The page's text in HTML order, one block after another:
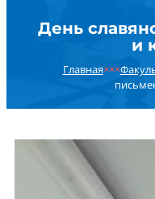
СТУДЕНТУ
ОБ УНИВЕРСИТЕТЕ
НОВОСТИ
РЕЗУЛЬТАТ
День
и
Главная×××